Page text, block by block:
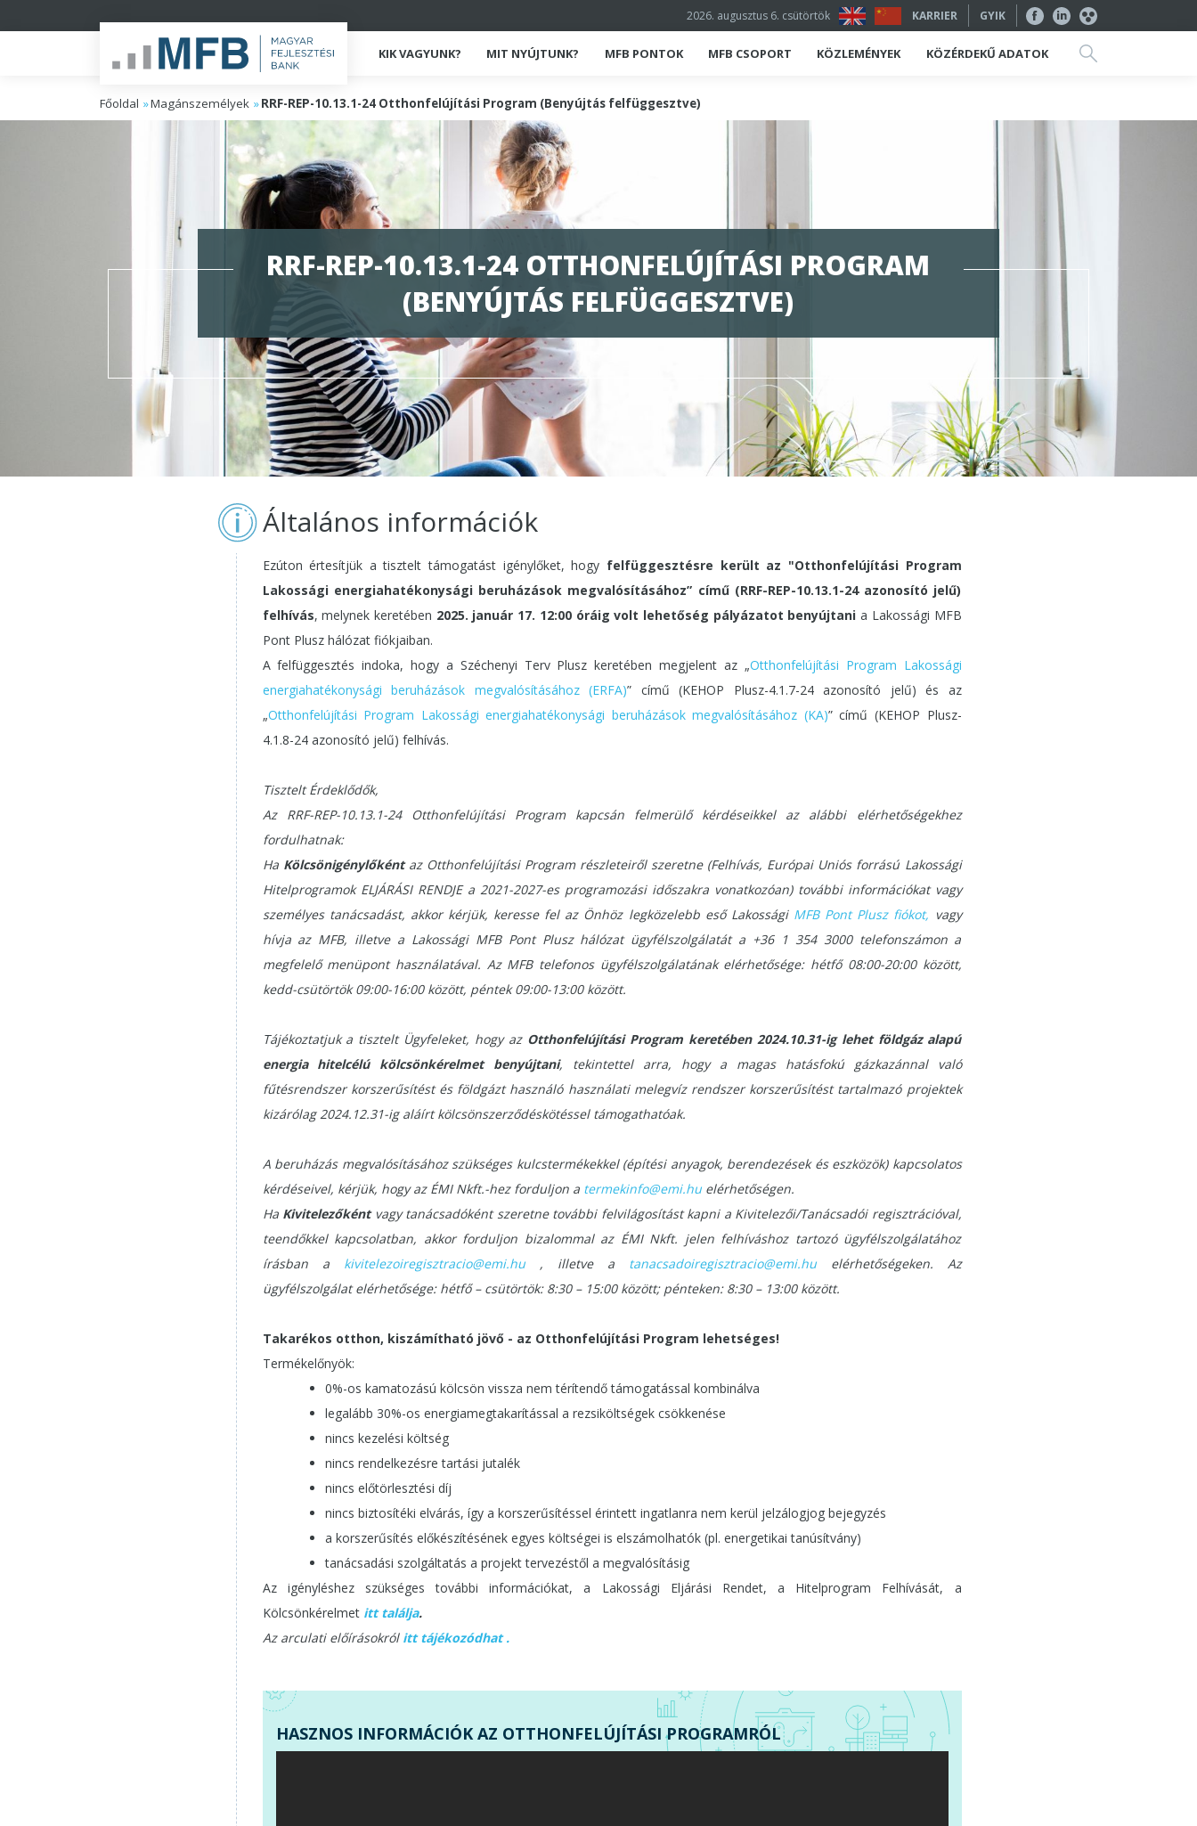
2026. augusztus 6. csütörtök KARRIER GYIK
KIK VAGYUNK? MIT NYÚJTUNK? MFB PONTOK MFB CSOPORT KÖZLEMÉNYEK KÖZÉRDEKŰ ADATOK
Főoldal Magánszemélyek RRF-REP-10.13.1-24 Otthonfelújítási Program (Benyújtás felfüggesztve)
RRF-REP-10.13.1-24 OTTHONFELÚJÍTÁSI PROGRAM
(BENYÚJTÁS FELFÜGGESZTVE)
Általános információk
Ezúton értesítjük a tisztelt támogatást igénylőket, hogy felfüggesztésre került az "Otthonfelújítási Program
Lakossági energiahatékonysági beruházások megvalósításához” című (RRF-REP-10.13.1-24 azonosító jelű)
felhívás, melynek keretében 2025. január 17. 12:00 óráig volt lehetőség pályázatot benyújtania Lakossági MFB
Pont Plusz hálózat fiókjaiban.
A felfüggesztés indoka, hogy a Széchenyi Terv Plusz keretében megjelent az „Otthonfelújítási Program Lakossági
energiahatékonysági beruházások megvalósításához (ERFA)” című (KEHOP Plusz-4.1.7-24 azonosító jelű) és az
„Otthonfelújítási Program Lakossági energiahatékonysági beruházások megvalósításához (KA)” című (KEHOP Plusz-
4.1.8-24 azonosító jelű) felhívás.
Tisztelt Érdeklődők,
Az RRF-REP-10.13.1-24 Otthonfelújítási Program kapcsán felmerülő kérdéseikkel az alábbi elérhetőségekhez
fordulhatnak:
Ha Kölcsönigénylőkéntaz Otthonfelújítási Program részleteiről szeretne (Felhívás, Európai Uniós forrású Lakossági
Hitelprogramok ELJÁRÁSI RENDJE a 2021-2027-es programozási időszakra vonatkozóan) további információkat vagy
személyes tanácsadást, akkor kérjük, keresse fel az Önhöz legközelebb eső Lakossági MFB Pont Plusz fiókot, vagy
hívja az MFB, illetve a Lakossági MFB Pont Plusz hálózat ügyfélszolgálatát a +36 1 354 3000 telefonszámon a
megfelelő menüpont használatával. Az MFB telefonos ügyfélszolgálatának elérhetősége: hétfő 08:00-20:00 között,
kedd-csütörtök 09:00-16:00 között, péntek 09:00-13:00 között.
Tájékoztatjuk a tisztelt Ügyfeleket, hogy az Otthonfelújítási Program keretében 2024.10.31-ig lehet földgáz alapú
energia hitelcélú kölcsönkérelmet benyújtani, tekintettel arra, hogy a magas hatásfokú gázkazánnal való
fűtésrendszer korszerűsítést és földgázt használó használati melegvíz rendszer korszerűsítést tartalmazó projektek
kizárólag 2024.12.31-ig aláírt kölcsönszerződéskötéssel támogathatóak.
A beruházás megvalósításához szükséges kulcstermékekkel (építési anyagok, berendezések és eszközök) kapcsolatos
kérdéseivel, kérjük, hogy az ÉMI Nkft.-hez forduljon a termekinfo@emi.huelérhetőségen.
Ha Kivitelezőkéntvagy tanácsadóként szeretne további felvilágosítást kapni a Kivitelezői/Tanácsadói regisztrációval,
teendőkkel kapcsolatban, akkor forduljon bizalommal az ÉMI Nkft. jelen felhíváshoz tartozó ügyfélszolgálatához
írásban a kivitelezoiregisztracio@emi.hu, illetve a tanacsadoiregisztracio@emi.huelérhetőségeken. Az
ügyfélszolgálat elérhetősége: hétfő – csütörtök: 8:30 – 15:00 között; pénteken: 8:30 – 13:00 között.
Takarékos otthon, kiszámítható jövő - az Otthonfelújítási Program lehetséges!
Termékelőnyök:
0%-os kamatozású kölcsön vissza nem térítendő támogatással kombinálva
legalább 30%-os energiamegtakarítással a rezsiköltségek csökkenése
nincs kezelési költség
nincs rendelkezésre tartási jutalék
nincs előtörlesztési díj
nincs biztosítéki elvárás, így a korszerűsítéssel érintett ingatlanra nem kerül jelzálogjog bejegyzés
a korszerűsítés előkészítésének egyes költségei is elszámolhatók (pl. energetikai tanúsítvány)
tanácsadási szolgáltatás a projekt tervezéstől a megvalósításig
Az igényléshez szükséges további információkat, a Lakossági Eljárási Rendet, a Hitelprogram Felhívását, a
Kölcsönkérelmet itt találja.
Az arculati előírásokról itt tájékozódhat.
HASZNOS INFORMÁCIÓK AZ OTTHONFELÚJÍTÁSI PROGRAMRÓL